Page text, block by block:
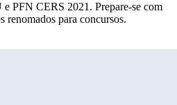
PFN CERS 2021. Prepare-se com
renomados para concursos.